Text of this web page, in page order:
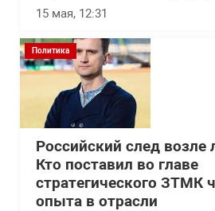
15 мая, 12:31
Политика
Российский след возле
Кто поставил во главе
стратегического ЗТМК
опыта в отрасли